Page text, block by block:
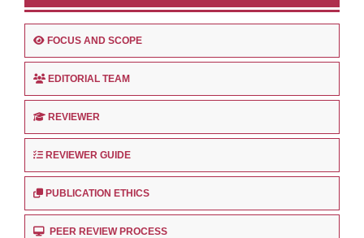
FOCUS AND SCOPE
EDITORIAL TEAM
REVIEWER
REVIEWER GUIDE
PUBLICATION ETHICS
PEER REVIEW PROCESS